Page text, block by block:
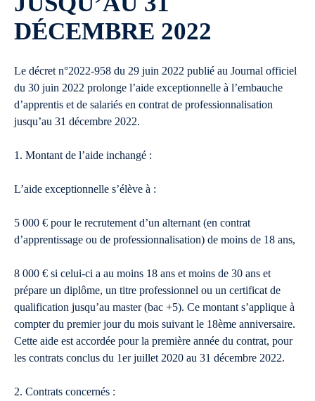
DÉCEMBRE 2022
Le décret n°2022-958 du 29 juin 2022 publié au Journal officiel
du 30 juin 2022 prolonge l’aide exceptionnelle à l’embauche
d’apprentis et de salariés en contrat de professionnalisation
jusqu’au 31 décembre 2022.
1. Montant de l’aide inchangé :
L’aide exceptionnelle s’élève à :
5 000 € pour le recrutement d’un alternant (en contrat
d’apprentissage ou de professionnalisation) de moins de 18 ans,
8 000 € si celui-ci a au moins 18 ans et moins de 30 ans et
prépare un diplôme, un titre professionnel ou un certificat de
qualification jusqu’au master (bac +5). Ce montant s’applique à
compter du premier jour du mois suivant le 18ème anniversaire.
Cette aide est accordée pour la première année du contrat, pour
les contrats conclus du 1er juillet 2020 au 31 décembre 2022.
2. Contrats concernés :